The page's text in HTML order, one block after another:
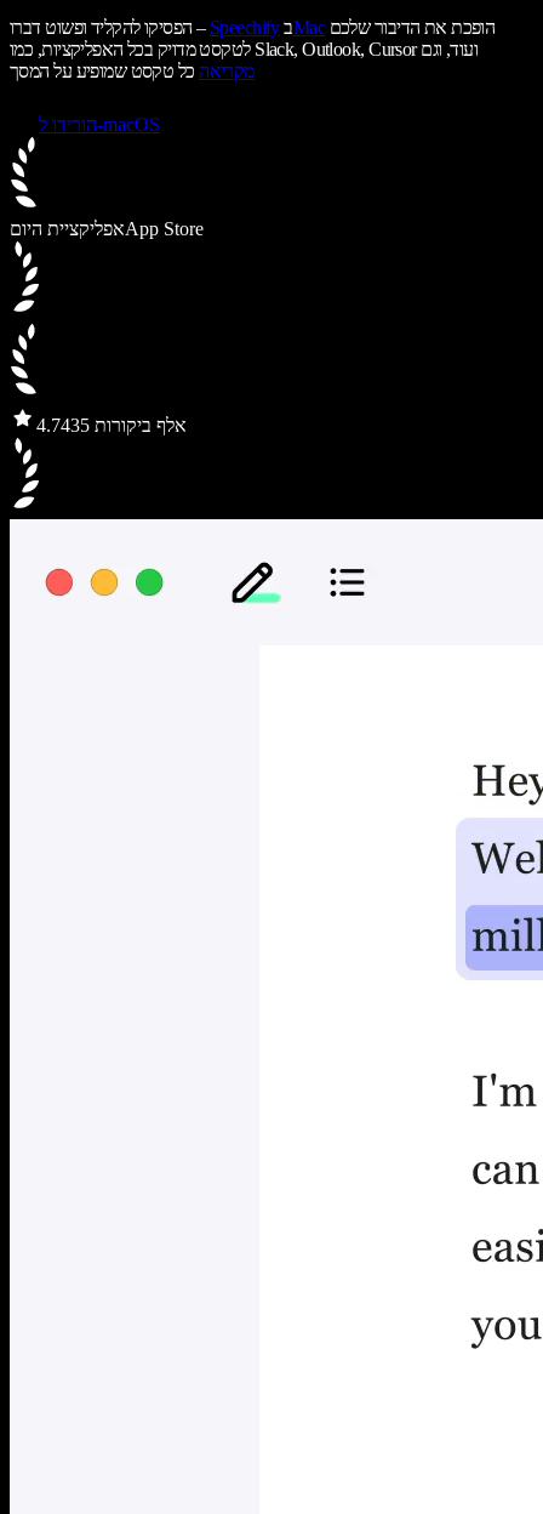
הפסיקו להקליד ופשוט דברו – Speechify בMacהופכת את הדיבור שלכם
לטקסט מדויק בכל האפליקציות, כמו Slack, Outlook, Cursor ועוד, וגם
מקריאהכל טקסט שמופיע על המסך
הורידו ל-macOS
אפליקציית היוםApp Store
4.7 435 אלף ביקורות